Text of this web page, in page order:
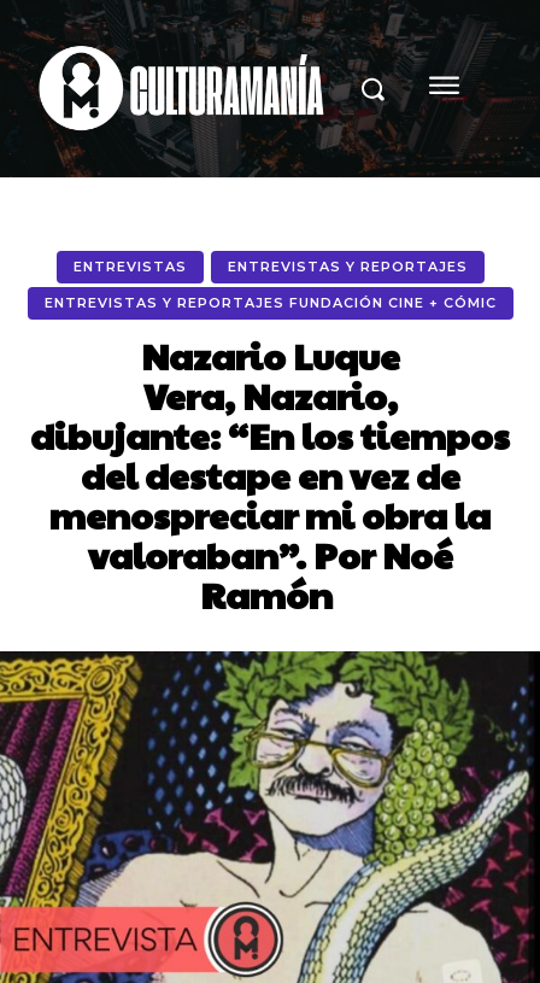
ENTREVISTAS ENTREVISTAS Y REPORTAJES
ENTREVISTAS Y REPORTAJES FUNDACIÓN CINE + CÓMIC
Nazario Luque
Vera, Nazario,
dibujante: “En los tiempos
del destape en vez de
menospreciar mi obra la
valoraban”. Por Noé
Ramón